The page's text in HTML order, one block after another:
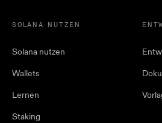
SOLANA NUTZEN
Solana nutzen
Wallets
Lernen
Staking